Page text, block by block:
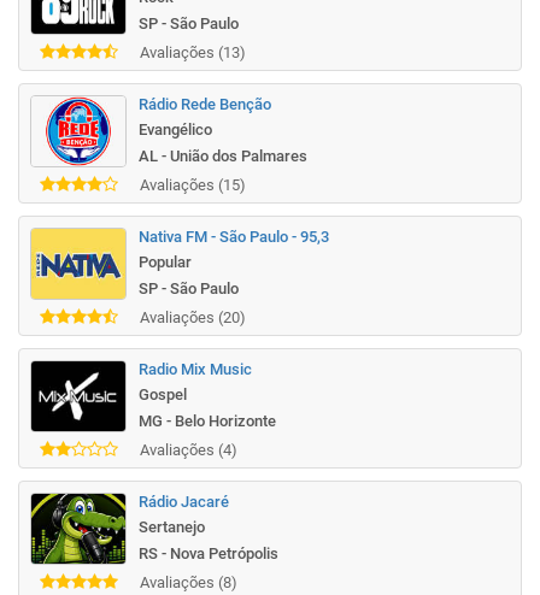
SP - São Paulo
Avaliações (13)
Rádio Rede Benção
Evangélico
AL - União dos Palmares
Avaliações (15)
Nativa FM - São Paulo - 95,3
Popular
SP - São Paulo
Avaliações (20)
Radio Mix Music
Gospel
MG - Belo Horizonte
Avaliações (4)
Rádio Jacaré
Sertanejo
RS - Nova Petrópolis
Avaliações (8)